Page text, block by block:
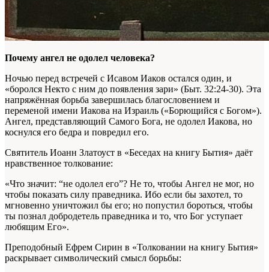
Почему ангел не одолел человека?
Ночью перед встречей с Исавом Иаков остался один, и
«боролся Некто с ним до появления зари» (Быт. 32:24-30). Эта
напряжённая борьба завершилась благословением и
переменой имени Иакова на Израиль («Борющийся с Богом»).
Ангел, представляющий Самого Бога, не одолел Иакова, но
коснулся его бедра и повредил его.
Святитель Иоанн Златоуст в «Беседах на книгу Бытия» даёт
нравственное толкование:
«Что значит: “не одолел его”? Не то, чтобы Ангел не мог, но
чтобы показать силу праведника. Ибо если бы захотел, то
мгновенно уничтожил бы его; но попустил бороться, чтобы
ты познал добродетель праведника и то, что Бог уступает
любящим Его».
Преподобный Ефрем Сирин в «Толковании на книгу Бытия»
раскрывает символический смысл борьбы: